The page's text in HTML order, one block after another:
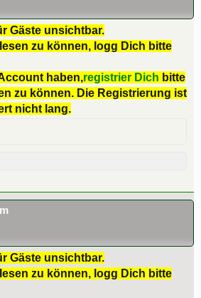
Gäste unsichtbar.
zu können, logg Dich bitte
haben,registrier Dich bitte
zu können. Die Registrierung ist
nicht lang.
Gäste unsichtbar.
zu können, logg Dich bitte